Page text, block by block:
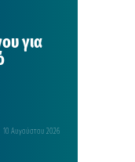
για
10 Αυγούστου 2026